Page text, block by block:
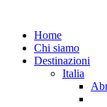
Home
Chi siamo
Destinazioni
Italia